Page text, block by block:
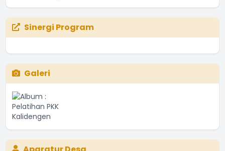
Sinergi Program
Galeri